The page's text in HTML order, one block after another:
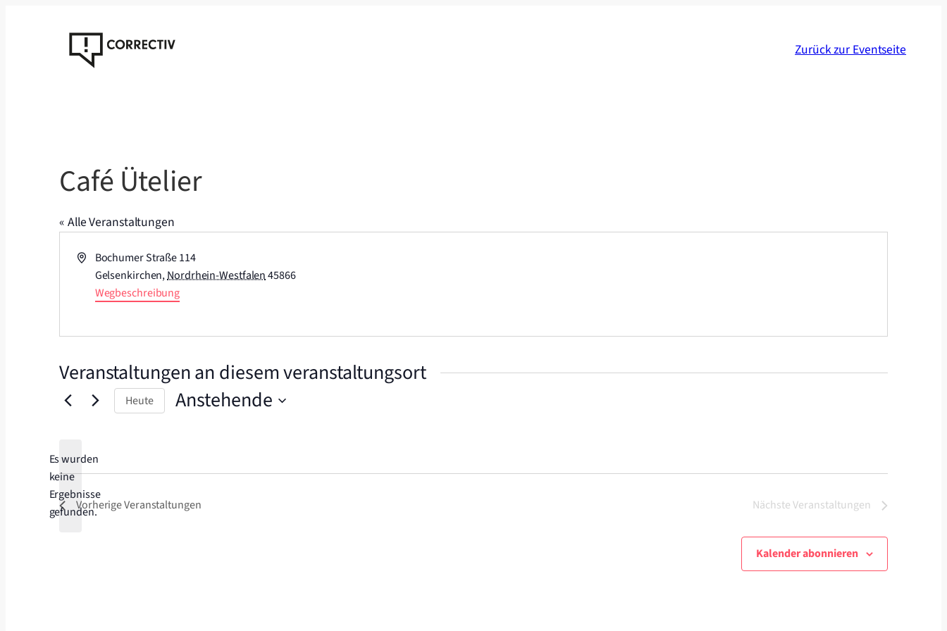
Zurück zur Eventseite
Café Ütelier
« Alle Veranstaltungen
AdresseBochumer Straße 114
Gelsenkirchen,Nordrhein-Westfalen45866
Wegbeschreibung
Veranstaltungen an diesem veranstaltungsort
Hinweis
Es wurden
keine
Ergebnisse
gefunden.
Heute Anstehende
VorherigeVeranstaltungen NächsteVeranstaltungen
Kalender abonnieren